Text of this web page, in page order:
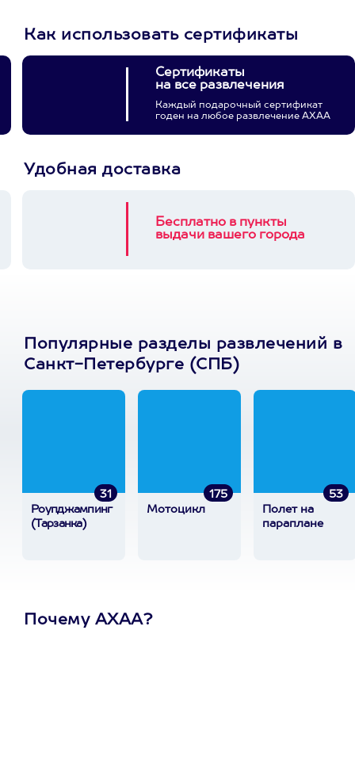
Как использовать сертификаты
Сертификаты
на все развлечения
Каждый подарочный сертификат
годен на любое развлечение АХАА
Удобная доставка
Бесплатно в пункты
выдачи вашего города
Популярные разделы развлечений в
Санкт-Петербурге (СПБ)
31
Роупджампинг
(Тарзанка)
175
Мотоцикл
53
Полет на
параплане
Почему АХАА?